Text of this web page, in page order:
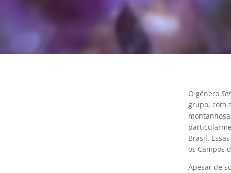
O gênero
grupo, com
Brasil.
os Campos
Apesar de